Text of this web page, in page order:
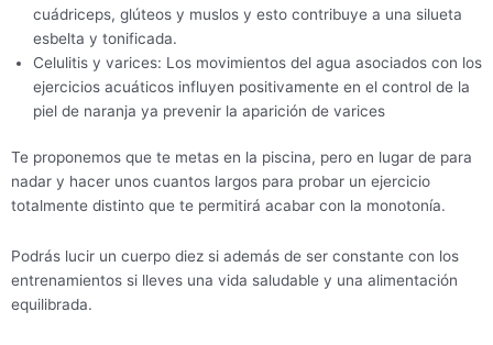
cuádriceps, glúteos y muslos y esto contribuye a una silueta
esbelta y tonificada.
Celulitis y varices: Los movimientos del agua asociados con los
ejercicios acuáticos influyen positivamente en el control de la
piel de naranja ya prevenir la aparición de varices
Te proponemos que te metas en la piscina, pero en lugar de para
nadar y hacer unos cuantos largos para probar un ejercicio
totalmente distinto que te permitirá acabar con la monotonía.
Podrás lucir un cuerpo diez si además de ser constante con los
entrenamientos si lleves una vida saludable y una alimentación
equilibrada.